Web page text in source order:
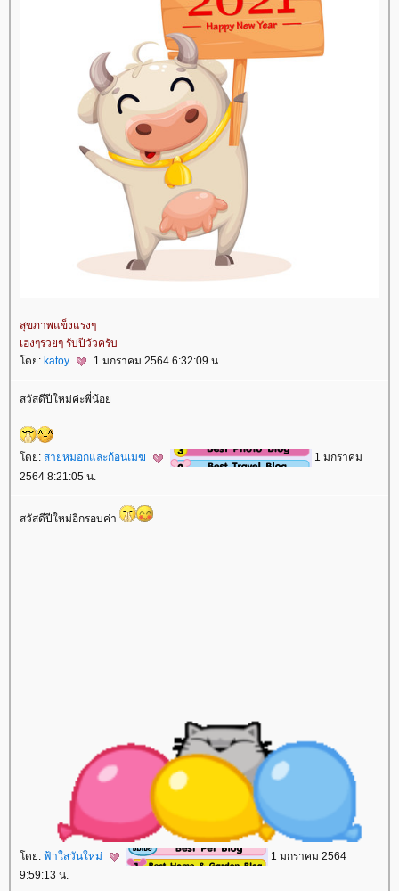
สุขภาพแข็งแรงๆ
เฮงๆรวยๆ รับปีวัวครับ
ดย: katoy 1 มกราคม 2564 6:32:09 น.
สวัสดีปีใหม่ค่ะพี่น้อ
ดย: สายหมอกและก้อนเมฆ
1 มกราคม
2564 8:21:05 น.
สวัสดีปีใหม่อีกรอบค่า
ดย: ฟ้าใสวันใหม่
1 มกราคม 2564
9:59:13 น.